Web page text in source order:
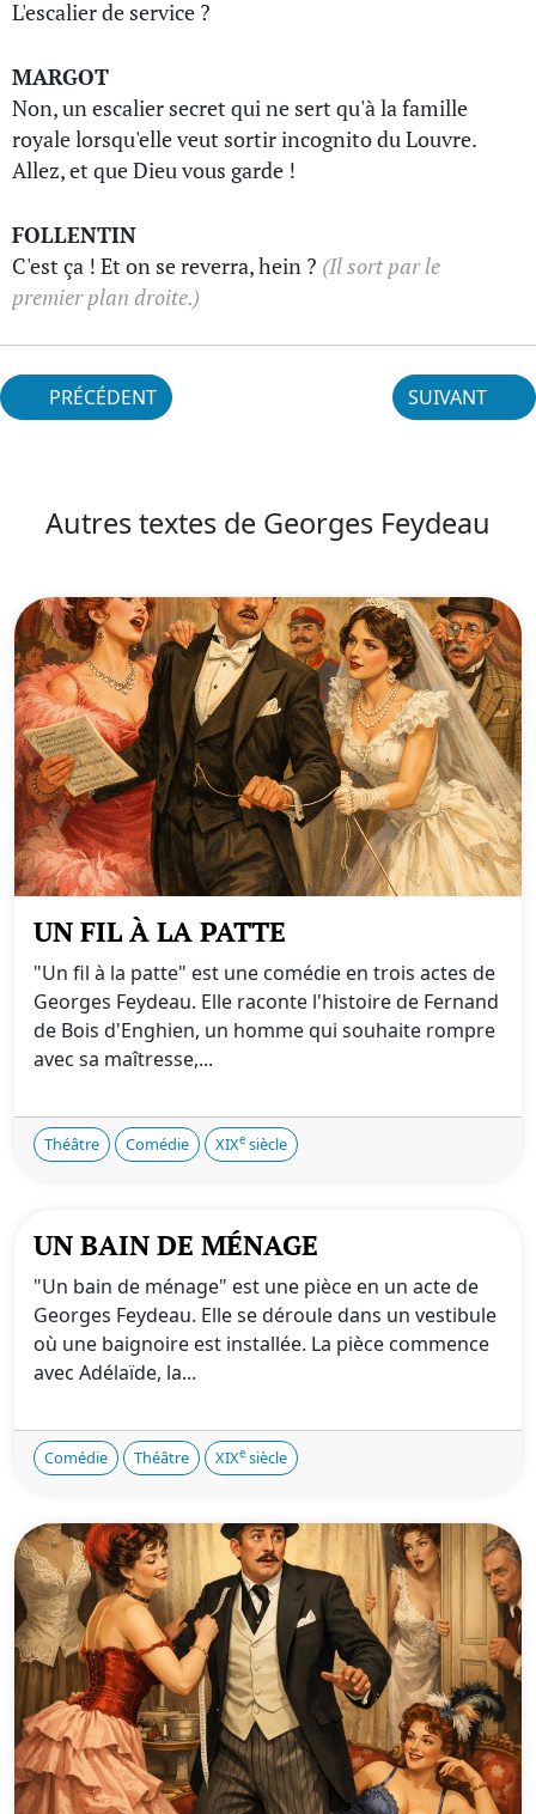
L'escalier de service ?
MARGOT
Non, un escalier secret qui ne sert qu'à la famille
royale lorsqu'elle veut sortir incognito du Louvre.
Allez, et que Dieu vous garde !
FOLLENTIN
C'est ça ! Et on se reverra, hein ? (Il sort par le
premier plan droite.)
PRÉCÉDENT SUIVANT
Autres textes de Georges Feydeau
UN FIL À LA PATTE
"Un fil à la patte" est une comédie en trois actes de
Georges Feydeau. Elle raconte l'histoire de Fernand
de Bois d'Enghien, un homme qui souhaite rompre
avec sa maîtresse,...
Théâtre Comédie XIXe siècle
UN BAIN DE MÉNAGE
"Un bain de ménage" est une pièce en un acte de
Georges Feydeau. Elle se déroule dans un vestibule
où une baignoire est installée. La pièce commence
avec Adélaïde, la...
Comédie Théâtre XIXe siècle